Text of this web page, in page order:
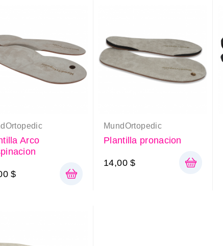
Arco
$
MundOrtopedic
Plantilla pronacion
14,00 $